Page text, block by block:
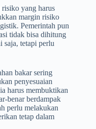
risiko yang harus
margin risiko
Pemerintah pun
tidak bisa dihitung
saja, tetapi perlu
bakar sering
penyesuaian
harus membuktikan
benar berdampak
perlu melakukan
tetap dalam